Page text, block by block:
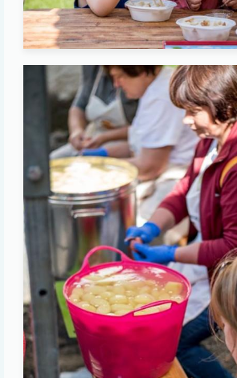
Image